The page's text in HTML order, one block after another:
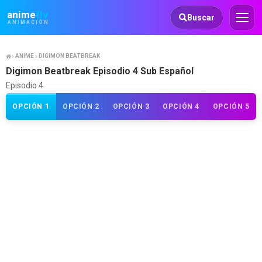
animeflv
ANIMACIÓN
Animeflv Buscar
ANIME DIGIMON BEATBREAK
Digimon Beatbreak Episodio 4 Sub Español
Episodio 4
OPCIÓN 1 OPCIÓN 2 OPCIÓN 3 OPCIÓN 4 OPCIÓN 5